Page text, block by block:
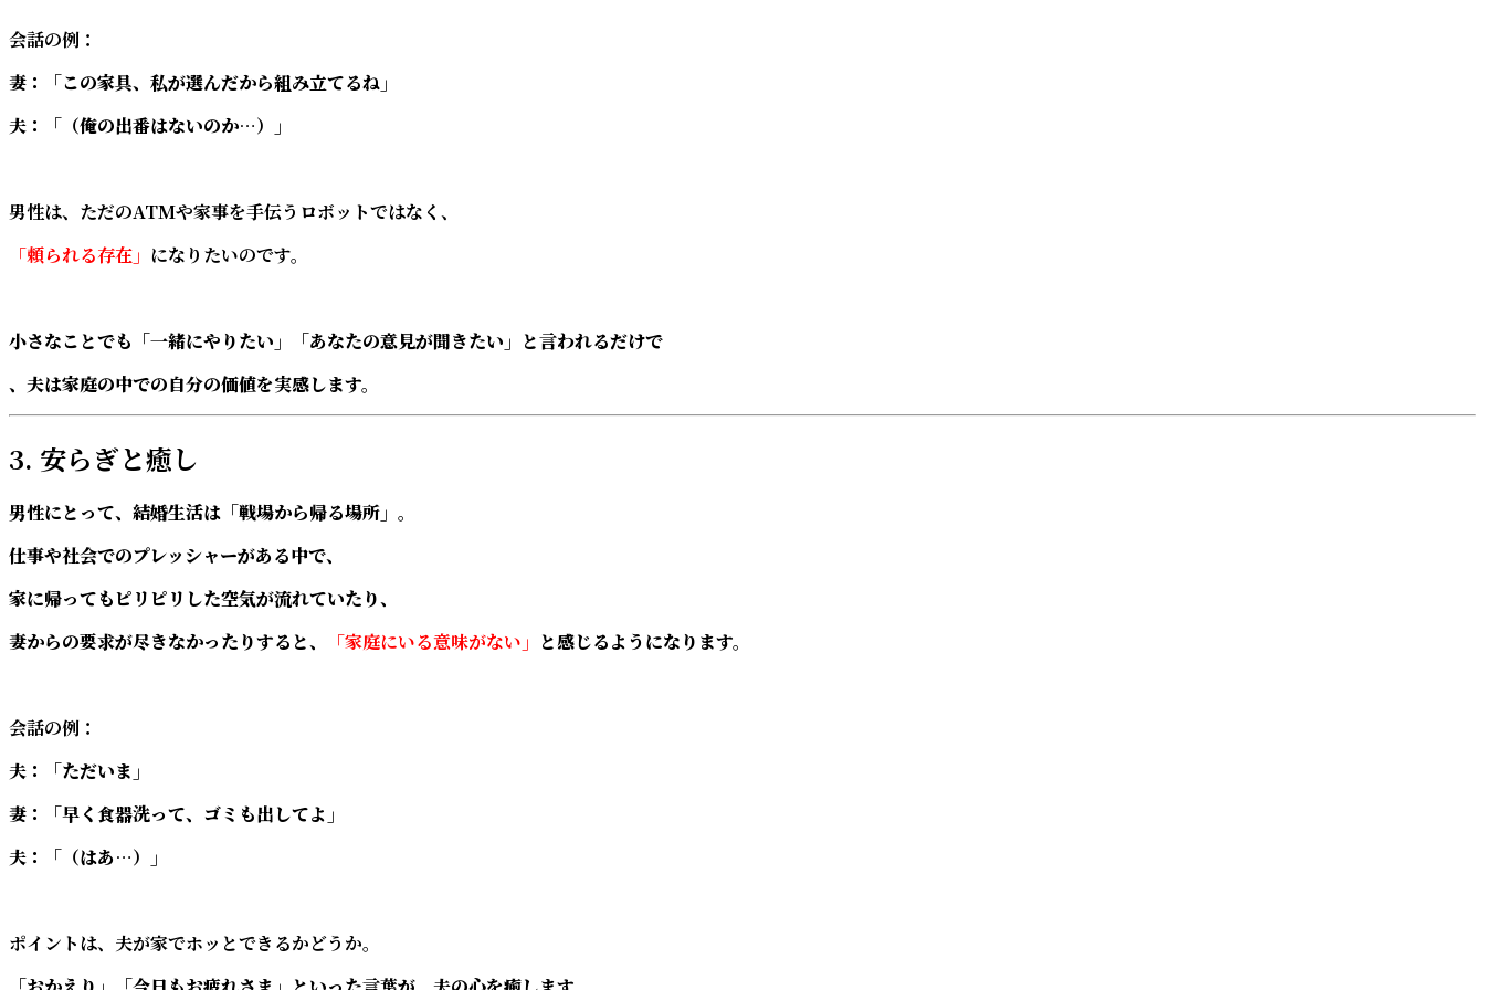
会話の例：
妻：「この家具、私が選んだから組み立てるね」
夫：「（俺の出番はないのか…）」
男性は、ただのATMや家事を手伝うロボットではなく、
「頼られる存在」 になりたいのです。
小さなことでも「一緒にやりたい」「あなたの意見が聞きたい」と言われるだけで
、夫は家庭の中での自分の価値を実感します。
3. 安らぎと癒し
男性にとって、結婚生活は「戦場から帰る場所」。
仕事や社会でのプレッシャーがある中で、
家に帰ってもピリピリした空気が流れていたり、
妻からの要求が尽きなかったりすると、
「家庭にいる意味がない」 と感じるようになります。
会話の例：
夫：「ただいま」
妻：「早く食器洗って、ゴミも出してよ」
夫：「（はあ…）」
ポイントは、夫が家でホッとできるかどうか。